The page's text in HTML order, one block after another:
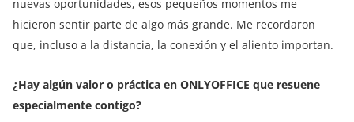
nuevas oportunidades, esos pequeños momentos me
hicieron sentir parte de algo más grande. Me recordaron
que, incluso a la distancia, la conexión y el aliento importan.
¿Hay algún valor o práctica en ONLYOFFICE que resuene
especialmente contigo?